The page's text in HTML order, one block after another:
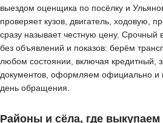
выездом оценщика по посёлку и
проверяет кузов, двигатель, ходовую,
сразу называет честную цену. Срочный
без объявлений и показов: берём
любом состоянии, включая кредитный,
документов, оформляем официально и
день обращения.
Районы и сёла, где выкупаем